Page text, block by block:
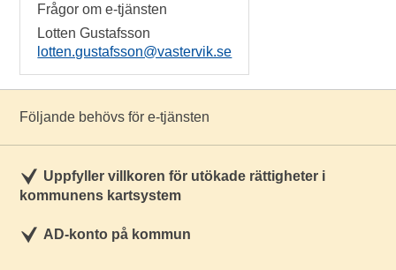
Frågor om e-tjänsten
Lotten Gustafsson
lotten.gustafsson@vastervik.se
Följande behövs för e-tjänsten
Uppfyller villkoren för utökade rättigheter i
kommunens kartsystem
AD-konto på kommun